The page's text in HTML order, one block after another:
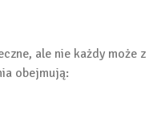
ale nie każdy może z
obejmują: